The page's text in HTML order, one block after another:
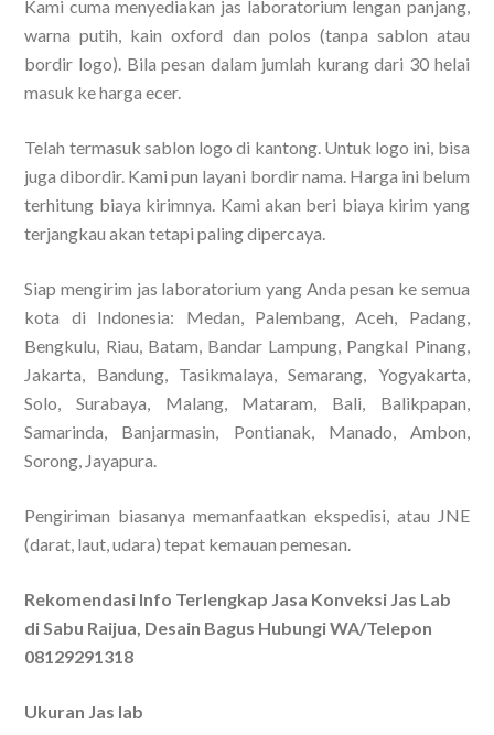
Kami cuma menyediakan jas laboratorium lengan panjang,
warna putih, kain oxford dan polos (tanpa sablon atau
bordir logo). Bila pesan dalam jumlah kurang dari 30 helai
masuk ke harga ecer.
Telah termasuk sablon logo di kantong. Untuk logo ini, bisa
juga dibordir. Kami pun layani bordir nama. Harga ini belum
terhitung biaya kirimnya. Kami akan beri biaya kirim yang
terjangkau akan tetapi paling dipercaya.
Siap mengirim jas laboratorium yang Anda pesan ke semua
kota di Indonesia: Medan, Palembang, Aceh, Padang,
Bengkulu, Riau, Batam, Bandar Lampung, Pangkal Pinang,
Jakarta, Bandung, Tasikmalaya, Semarang, Yogyakarta,
Solo, Surabaya, Malang, Mataram, Bali, Balikpapan,
Samarinda, Banjarmasin, Pontianak, Manado, Ambon,
Sorong, Jayapura.
Pengiriman biasanya memanfaatkan ekspedisi, atau JNE
(darat, laut, udara) tepat kemauan pemesan.
Rekomendasi Info Terlengkap Jasa Konveksi Jas Lab
di Sabu Raijua, Desain Bagus Hubungi WA/Telepon
08129291318
Ukuran Jas lab